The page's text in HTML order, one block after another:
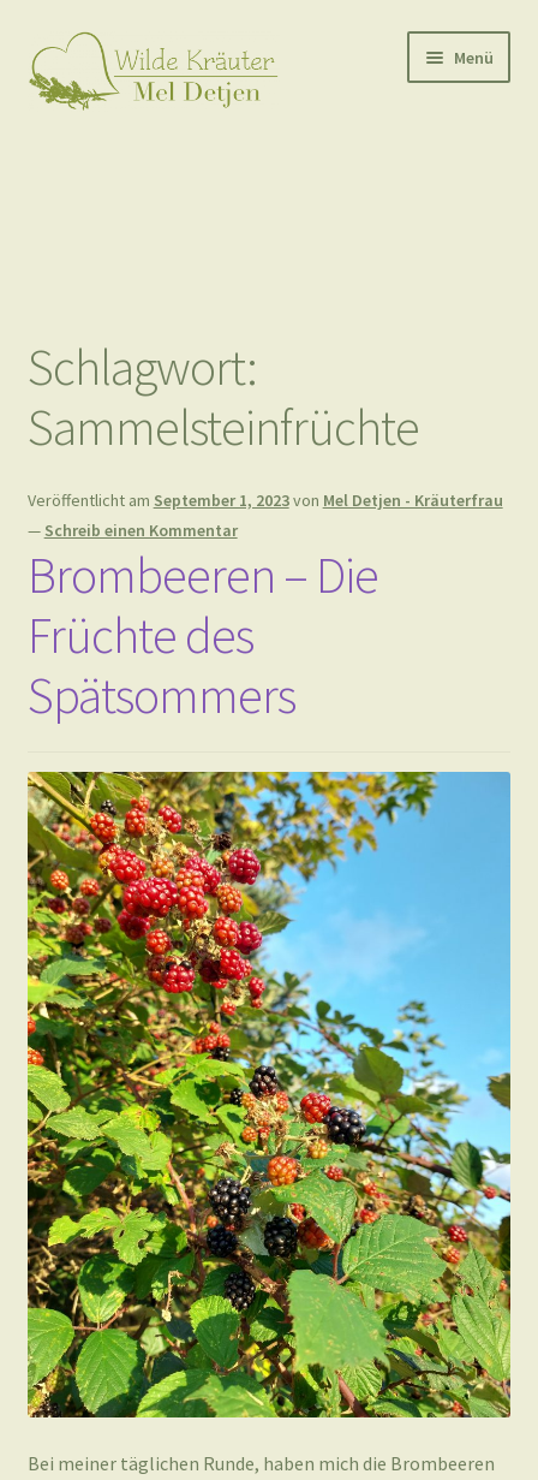
Zur
Navigation
springen
Zum
Inhalt
springen
Menü
Schlagwort:
Sammelsteinfrüchte
Veröffentlicht am September 1, 2023von Mel Detjen - Kräuterfrau
— Schreib einen Kommentar
Brombeeren – Die
Früchte des
Spätsommers
Bei meiner täglichen Runde, haben mich die Brombeeren